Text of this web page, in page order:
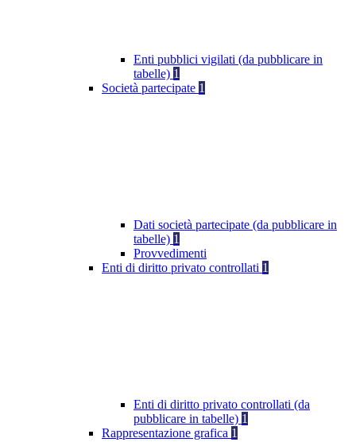
Enti pubblici vigilati (da pubblicare in
tabelle) 1
Società partecipate 1
Dati società partecipate (da pubblicare in
tabelle) 1
Provvedimenti
Enti di diritto privato controllati 1
Enti di diritto privato controllati (da
pubblicare in tabelle) 1
Rappresentazione grafica 1